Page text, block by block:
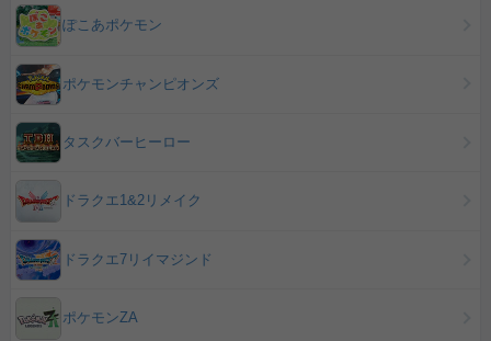
ぽこあポケモン
ポケモンチャンピオンズ
タスクバーヒーロー
ドラクエ1&2リメイク
ドラクエ7リイマジンド
ポケモンZA